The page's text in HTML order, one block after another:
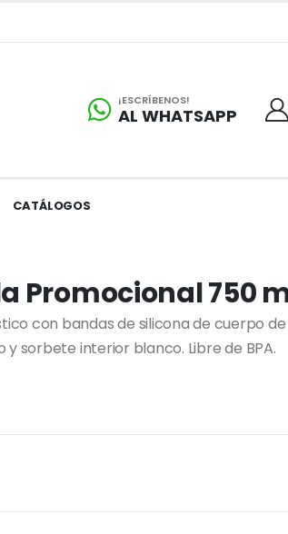
¡ESCRÍBENOS!
AL WHATSAPP
CATÁLOGOS
Promocional 750
con bandas de silicona de cuerpo
sorbete interior blanco. Libre de BPA.